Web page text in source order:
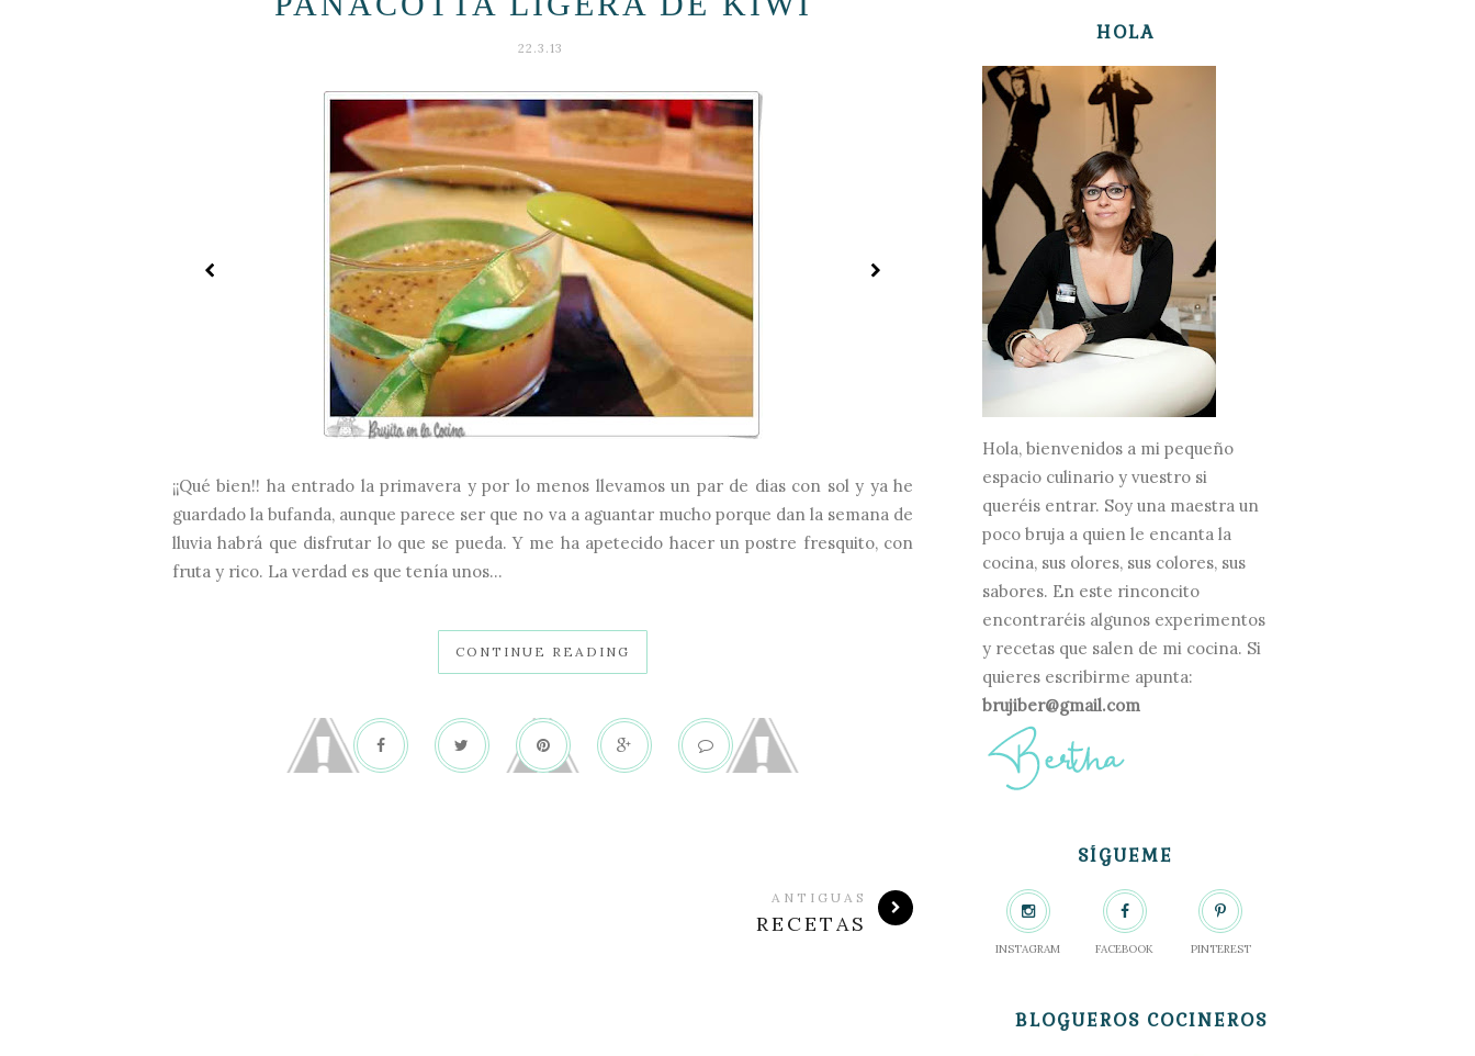
22.3.13
¡¡Qué bien!! ha entrado la primavera y por lo menos llevamos un par de dias con sol y ya he
guardado la bufanda, aunque parece ser que no va a aguantar mucho porque dan la semana de
lluvia habrá que disfrutar lo que se pueda. Y me ha apetecido hacer un postre fresquito, con
fruta y rico. La verdad es que tenía unos...
CONTINUE READING
ANTIGUAS
RECETAS
HOLA
Hola, bienvenidos a mi pequeño
espacio culinario y vuestro si
queréis entrar. Soy una maestra un
poco bruja a quien le encanta la
cocina, sus olores, sus colores, sus
sabores. En este rinconcito
encontraréis algunos experimentos
y recetas que salen de mi cocina. Si
quieres escribirme apunta:
brujiber@gmail.com
SÍGUEME
INSTAGRAM FACEBOOK PINTEREST
BLOGUEROS COCINEROS